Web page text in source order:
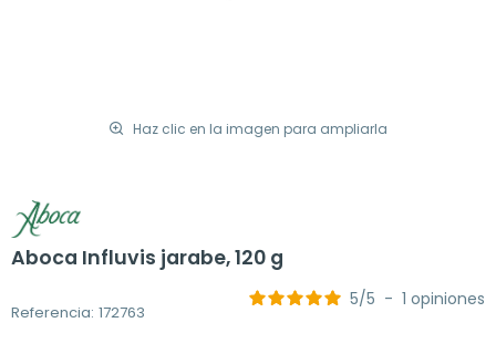
Haz clic en la imagen para ampliarla
Aboca Influvis jarabe, 120 g
Referencia: 172763
5/5 - 1 opiniones